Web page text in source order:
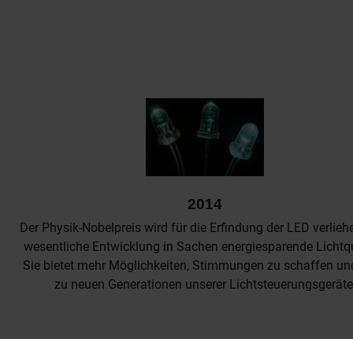
2014
Der Physik-Nobelpreis wird für die Erfindung der LED
wesentliche Entwicklung in Sachen energiesparende
Sie bietet mehr Möglichkeiten, Stimmungen zu schaffen
zu neuen Generationen unserer